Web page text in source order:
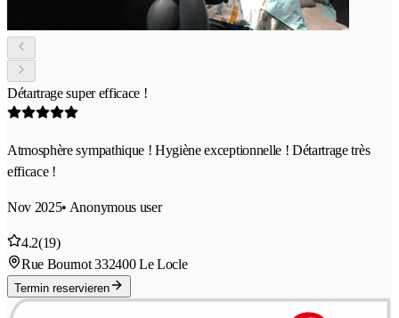
Détartrage super efficace !
Atmosphère sympathique ! Hygiène exceptionnelle ! Détartrage très
efficace !
Nov 2025• Anonymous user
4.2(19)
Rue Bournot 332400 Le Locle
Termin reservieren